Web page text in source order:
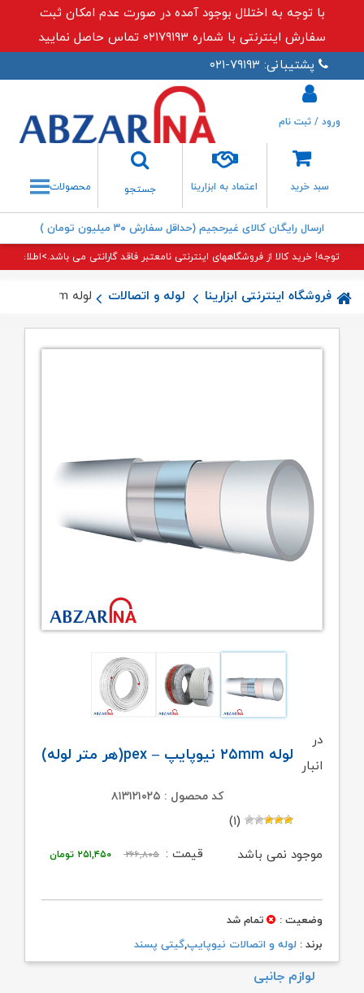
با توجه به اختلال بوجود آمده در صورت عدم امکان ثبت
سفارش اینترنتی با شماره ۰۲۱۷۹۱۹۳ تماس حاصل نمایید
پشتیبانی: ۷۹۱۹۳-۰۲۱
سبد خرید اعتماد به ابزارینا
جستجو
جستجو
ورود / ثبت نام
محصولات
ارسال رایگان کالای غیرحجیم (حداقل سفارش ۳۰ میلیون تومان )
توجه! خرید کالا از فروشگاههای اینترنتی نامعتبر فاقد گارانتی می باشد.>اطلاعات
فروشگاه اینترنتی ابزارینا لوله و اتصالات لوله ۲۵mm نیوپایپ – pex(هر متر لوله)
لوله ۲۵mm نیوپایپ – pex(هر متر لوله)
کد محصول : ۸۱۳۱۲۱۰۲۵
(۱)
قیمت : ۲۶۶,۸۰۵
قیمت
۲۶۶,۸۰۵ تومان
۲۵۱,۴۵۰ تومان
۲۵۱,۴۵۰ تومان.
در
انبار
موجود نمی باشد
وضعیت :
تمام شد
برند : لوله و اتصالات نیوپایپ,گیتی پسند
لوازم جانبی